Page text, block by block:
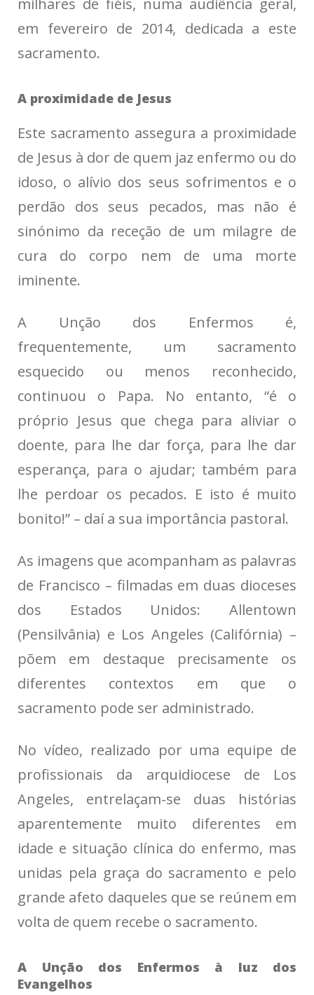
milhares de fiéis, numa audiência geral,
em fevereiro de 2014, dedicada a este
sacramento.
A proximidade de Jesus
Este sacramento assegura a proximidade
de Jesus à dor de quem jaz enfermo ou do
idoso, o alívio dos seus sofrimentos e o
perdão dos seus pecados, mas não é
sinónimo da receção de um milagre de
cura do corpo nem de uma morte
iminente.
A Unção dos Enfermos é,
frequentemente, um sacramento
esquecido ou menos reconhecido,
continuou o Papa. No entanto, “é o
próprio Jesus que chega para aliviar o
doente, para lhe dar força, para lhe dar
esperança, para o ajudar; também para
lhe perdoar os pecados. E isto é muito
bonito!” – daí a sua importância pastoral.
As imagens que acompanham as palavras
de Francisco – filmadas em duas dioceses
dos Estados Unidos: Allentown
(Pensilvânia) e Los Angeles (Califórnia) –
põem em destaque precisamente os
diferentes contextos em que o
sacramento pode ser administrado.
No vídeo, realizado por uma equipe de
profissionais da arquidiocese de Los
Angeles, entrelaçam-se duas histórias
aparentemente muito diferentes em
idade e situação clínica do enfermo, mas
unidas pela graça do sacramento e pelo
grande afeto daqueles que se reúnem em
volta de quem recebe o sacramento.
A Unção dos Enfermos à luz dos
Evangelhos